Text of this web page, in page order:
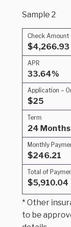
Sample 2
Check Amount
$4,266.93
APR
33.64%
Application –
$25
Term
24 Months
Monthly
$246.21
Total of
$5,910.04
* Other
to be